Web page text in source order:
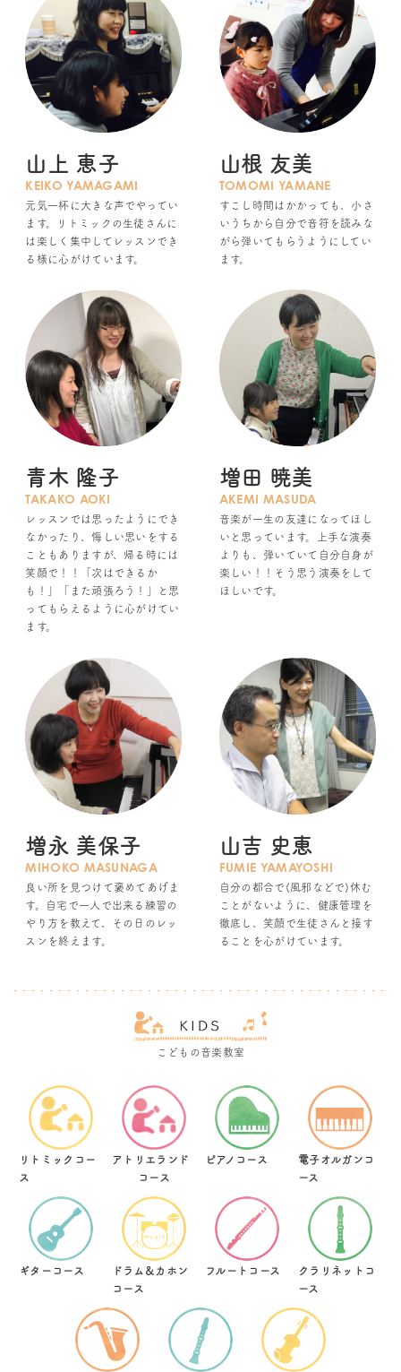
山上 恵子
KEIKO YAMAGAMI
元気一杯に大きな声でやってい
ます。リトミックの生徒さんに
は楽しく集中してレッスンでき
る様に心がけています。
山根 友美
TOMOMI YAMANE
すこし時間はかかっても、小さ
いうちから自分で音符を読みな
がら弾いてもらうようにしてい
ます。
青木 隆子
TAKAKO AOKI
レッスンでは思ったようにでき
なかったり、悔しい思いをする
こともありますが、帰る時には
笑顔で！！「次はできるか
も！」「また頑張ろう！」と思
ってもらえるように心がけてい
ます。
増田 暁美
AKEMI MASUDA
音楽が一生の友達になってほし
いと思っています。上手な演奏
よりも、弾いていて自分自身が
楽しい！！そう思う演奏をして
ほしいです。
増永 美保子
MIHOKO MASUNAGA
良い所を見つけて褒めてあげま
す。自宅で一人で出来る練習の
やり方を教えて、その日のレッ
スンを終えます。
山吉 史恵
FUMIE YAMAYOSHI
自分の都合で(風邪などで)休む
ことがないように、健康管理を
徹底し、笑顔で生徒さんと接す
ることを心がけています。
こどもの音楽教室
リトミックコー
ス
アトリエランド
コース
ピアノコース
電子オルガンコ
ース
ギターコース
ドラム＆カホン
コース
フルートコース
クラリネットコ
ース